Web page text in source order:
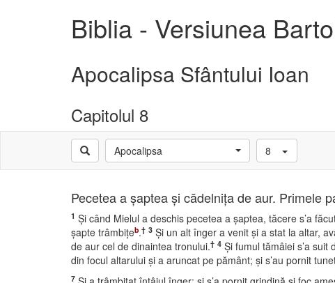
Biblia - Versiunea
Apocalipsa Sfântului Ioan
Capitolul 8
Apocalipsa 8
Pecetea a şaptea şi cădelniţa de aur. Primele
1 Şi când Mielul a deschis pecetea a şaptea, tăcere s’a
şapte trâmbiţeb.† 3 Şi un alt înger a venit şi a stat la altar,
de aur cel de dinaintea tronului.† 4 Şi fumul tămâiei s’a
din focul altarului şi a aruncat pe pământ; şi s’au pornit
7